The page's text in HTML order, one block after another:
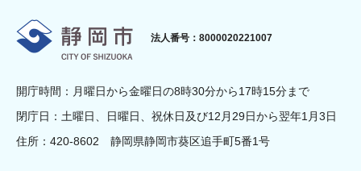
静岡市
法人番号：8000020221007
開庁時間：月曜日から金曜日の8時30分から17時15分まで
閉庁日：土曜日、日曜日、祝休日及び12月29日から翌年1月3日
住所：420-8602 静岡県静岡市葵区追手町5番1号